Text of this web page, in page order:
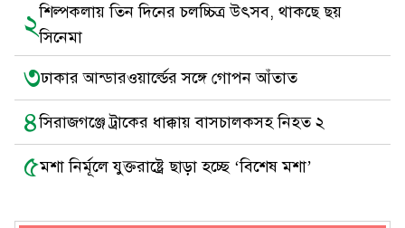
২শিল্পকলায় তিন দিনের চলচ্চিত্র উৎসব, থাকছে ছয়
সিনেমা
৩ঢাকার আন্ডারওয়ার্ল্ডের সঙ্গে গোপন আঁতাত
৪সিরাজগঞ্জে ট্রাকের ধাক্কায় বাসচালকসহ নিহত ২
৫মশা নির্মূলে যুক্তরাষ্ট্রে ছাড়া হচ্ছে ‘বিশেষ মশা’